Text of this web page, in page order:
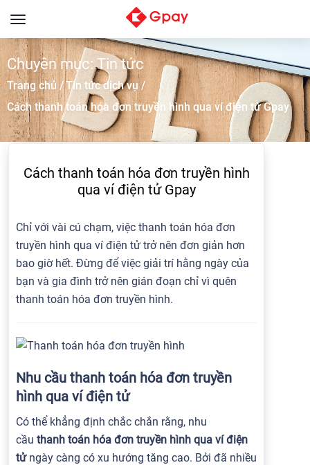
Toggle
Chuyên mục: Tin tức
Trang chủ /Tin tức dịch vụ /
Cách thanh toán hóa đơn truyền hình qua ví điện tử Gpay
Cách thanh toán hóa đơn truyền hình
qua ví điện tử Gpay
Chỉ với vài cú chạm, việc thanh toán hóa đơn
truyền hình qua ví điện tử trở nên đơn giản hơn
bao giờ hết. Đừng để việc giải trí hằng ngày của
bạn và gia đình trở nên gián đoạn chỉ vì quên
thanh toán hóa đơn truyền hình.
Nhu cầu thanh toán hóa đơn truyền
hình qua ví điện tử
Có thể khẳng định chắc chắn rằng, nhu
cầu thanh toán hóa đơn truyền hình qua ví điện
tử ngày càng có xu hướng tăng cao. Bởi đã nhiều